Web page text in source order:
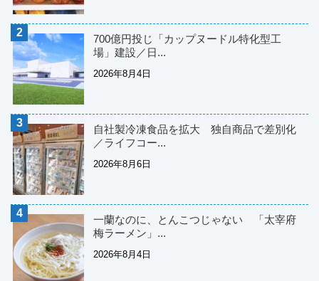
700億円投じ「カップヌードル特化型工
場」建設／日...
2026年8月4日
自社製冷凍食品を拡大 独自商品で差別化
／ライフコー...
2026年8月6日
一蘭なのに、とんこつじゃない 「太宰府
梅ラーメン」...
2026年8月4日